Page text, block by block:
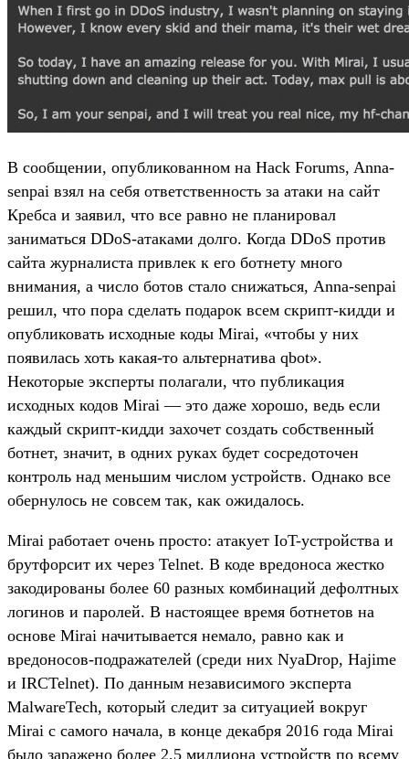
В сообщении, опубликованном на Hack Forums, Anna-
senpai взял на себя ответственность за атаки на сайт
Кребса и заявил, что все равно не планировал
заниматься DDoS-атаками долго. Когда DDoS против
сайта журналиста привлек к его ботнету много
внимания, а число ботов стало снижаться, Anna-senpai
решил, что пора сделать подарок всем скрипт-кидди и
опубликовать исходные коды Mirai, «чтобы у них
появилась хоть какая-то альтернатива qbot».
Некоторые эксперты полагали, что публикация
исходных кодов Mirai — это даже хорошо, ведь если
каждый скрипт-кидди захочет создать собственный
ботнет, значит, в одних руках будет сосредоточен
контроль над меньшим числом устройств. Однако все
обернулось не совсем так, как ожидалось.
Mirai работает очень просто: атакует IoT-устройства и
брутфорсит их через Telnet. В коде вредоноса жестко
закодированы более 60 разных комбинаций дефолтных
логинов и паролей. В настоящее время ботнетов на
основе Mirai начитывается немало, равно как и
вредоносов-подражателей (среди них NyaDrop, Hajime
и IRCTelnet). По данным независимого эксперта
MalwareTech, который следит за ситуацией вокруг
Mirai с самого начала, в конце декабря 2016 года Mirai
было заражено более 2,5 миллиона устройств по всему